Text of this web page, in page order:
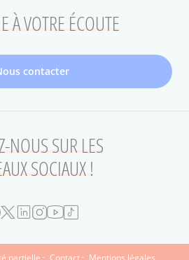
À VOTRE ÉCOUTE
contacter
NOUS SUR LES
SOCIAUX !